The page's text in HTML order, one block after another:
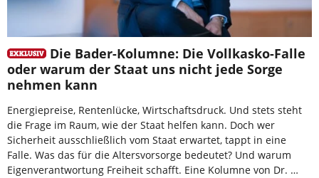
Die Bader-Kolumne: Die Vollkasko-Falle
oder warum der Staat uns nicht jede Sorge
nehmen kann
Energiepreise, Rentenlücke, Wirtschaftsdruck. Und stets steht
die Frage im Raum, wie der Staat helfen kann. Doch wer
Sicherheit ausschließlich vom Staat erwartet, tappt in eine
Falle. Was das für die Altersvorsorge bedeutet? Und warum
Eigenverantwortung Freiheit schafft. Eine Kolumne von Dr. …